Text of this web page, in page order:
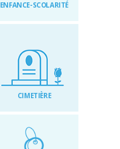
ENFANCE-SCOLARITÉ
CIMETIÈRE